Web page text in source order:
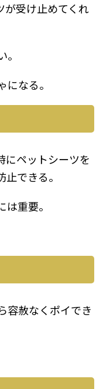
が受け止めてくれ
なる。
にペットシーツを
できる。
重要。
容赦なくポイでき